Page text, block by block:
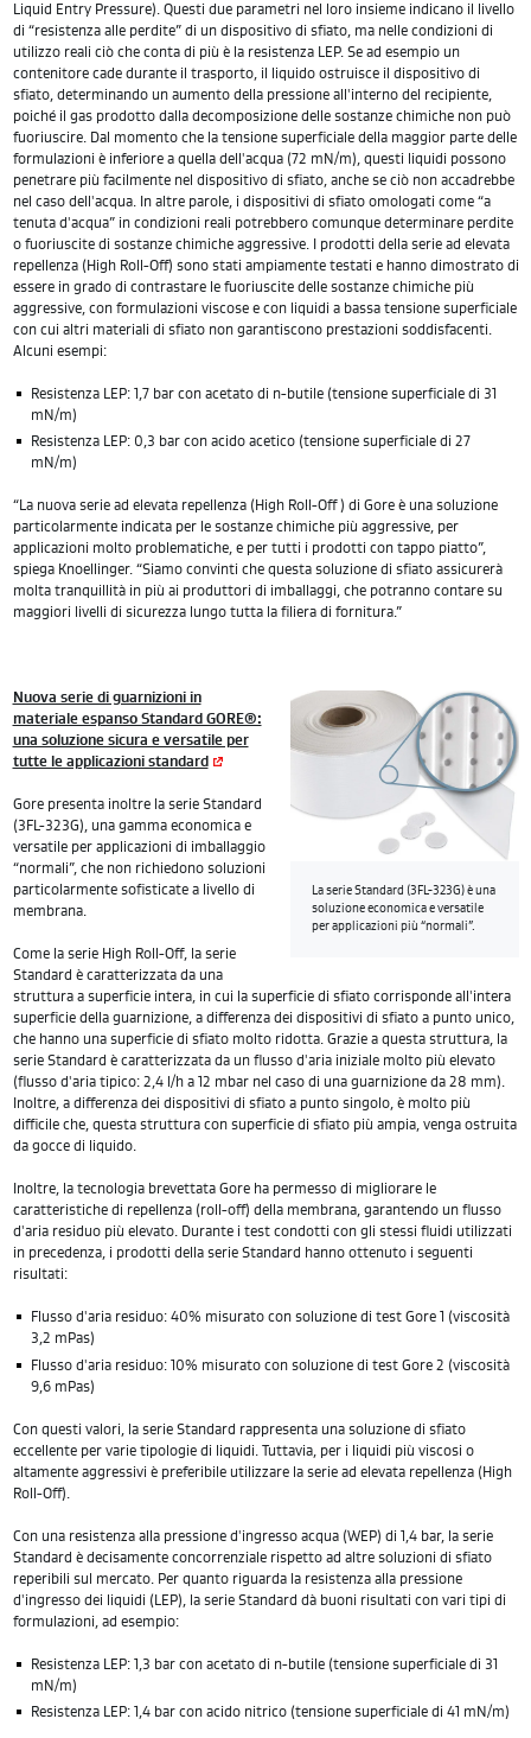
Liquid Entry Pressure). Questi due parametri nel loro insieme indicano il livello
di “resistenza alle perdite” di un dispositivo di sfiato, ma nelle condizioni di
utilizzo reali ciò che conta di più è la resistenza LEP. Se ad esempio un
contenitore cade durante il trasporto, il liquido ostruisce il dispositivo di
sfiato, determinando un aumento della pressione all'interno del recipiente,
poiché il gas prodotto dalla decomposizione delle sostanze chimiche non può
fuoriuscire. Dal momento che la tensione superficiale della maggior parte delle
formulazioni è inferiore a quella dell'acqua (72 mN/m), questi liquidi possono
penetrare più facilmente nel dispositivo di sfiato, anche se ciò non accadrebbe
nel caso dell'acqua. In altre parole, i dispositivi di sfiato omologati come “a
tenuta d'acqua” in condizioni reali potrebbero comunque determinare perdite
o fuoriuscite di sostanze chimiche aggressive. I prodotti della serie ad elevata
repellenza (High Roll-Off) sono stati ampiamente testati e hanno dimostrato di
essere in grado di contrastare le fuoriuscite delle sostanze chimiche più
aggressive, con formulazioni viscose e con liquidi a bassa tensione superficiale
con cui altri materiali di sfiato non garantiscono prestazioni soddisfacenti.
Alcuni esempi:
Resistenza LEP: 1,7 bar con acetato di n-butile (tensione superficiale di 31
mN/m)
Resistenza LEP: 0,3 bar con acido acetico (tensione superficiale di 27
mN/m)
“La nuova serie ad elevata repellenza (High Roll-Off ) di Gore è una soluzione
particolarmente indicata per le sostanze chimiche più aggressive, per
applicazioni molto problematiche, e per tutti i prodotti con tappo piatto”,
spiega Knoellinger. “Siamo convinti che questa soluzione di sfiato assicurerà
molta tranquillità in più ai produttori di imballaggi, che potranno contare su
maggiori livelli di sicurezza lungo tutta la filiera di fornitura.”
La serie Standard (3FL-323G) è una
soluzione economica e versatile
per applicazioni più “normali”.
Nuova serie di guarnizioni in
materiale espanso Standard GORE®:
una soluzione sicura e versatile per
tutte le applicazioni standard
Gore presenta inoltre la serie Standard
(3FL-323G), una gamma economica e
versatile per applicazioni di imballaggio
“normali”, che non richiedono soluzioni
particolarmente sofisticate a livello di
membrana.
Come la serie High Roll-Off, la serie
Standard è caratterizzata da una
struttura a superficie intera, in cui la superficie di sfiato corrisponde all'intera
superficie della guarnizione, a differenza dei dispositivi di sfiato a punto unico,
che hanno una superficie di sfiato molto ridotta. Grazie a questa struttura, la
serie Standard è caratterizzata da un flusso d'aria iniziale molto più elevato
(flusso d'aria tipico: 2,4 l/h a 12 mbar nel caso di una guarnizione da 28 mm).
Inoltre, a differenza dei dispositivi di sfiato a punto singolo, è molto più
difficile che, questa struttura con superficie di sfiato più ampia, venga ostruita
da gocce di liquido.
Inoltre, la tecnologia brevettata Gore ha permesso di migliorare le
caratteristiche di repellenza (roll-off) della membrana, garantendo un flusso
d'aria residuo più elevato. Durante i test condotti con gli stessi fluidi utilizzati
in precedenza, i prodotti della serie Standard hanno ottenuto i seguenti
risultati:
Flusso d'aria residuo: 40% misurato con soluzione di test Gore 1 (viscosità
3,2 mPas)
Flusso d'aria residuo: 10% misurato con soluzione di test Gore 2 (viscosità
9,6 mPas)
Con questi valori, la serie Standard rappresenta una soluzione di sfiato
eccellente per varie tipologie di liquidi. Tuttavia, per i liquidi più viscosi o
altamente aggressivi è preferibile utilizzare la serie ad elevata repellenza (High
Roll-Off).
Con una resistenza alla pressione d'ingresso acqua (WEP) di 1,4 bar, la serie
Standard è decisamente concorrenziale rispetto ad altre soluzioni di sfiato
reperibili sul mercato. Per quanto riguarda la resistenza alla pressione
d'ingresso dei liquidi (LEP), la serie Standard dà buoni risultati con vari tipi di
formulazioni, ad esempio:
Resistenza LEP: 1,3 bar con acetato di n-butile (tensione superficiale di 31
mN/m)
Resistenza LEP: 1,4 bar con acido nitrico (tensione superficiale di 41 mN/m)